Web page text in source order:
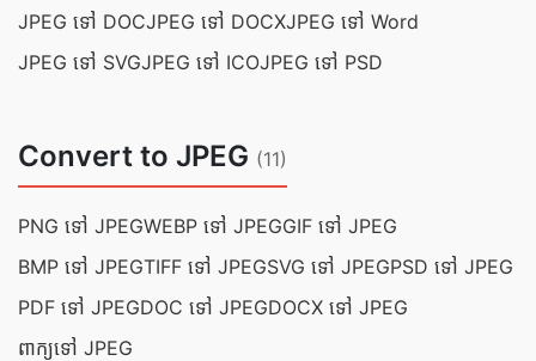
JPEG ទៅ DOCJPEG ទៅ DOCXJPEG ទៅ Word
JPEG ទៅ SVGJPEG ទៅ ICOJPEG ទៅ PSD
Convert to JPEG (11)
PNG ទៅ JPEGWEBP ទៅ JPEGGIF ទៅ JPEG
BMP ទៅ JPEGTIFF ទៅ JPEGSVG ទៅ JPEGPSD ទៅ JPEG
PDF ទៅ JPEGDOC ទៅ JPEGDOCX ទៅ JPEG
ពាក្យទៅ JPEG